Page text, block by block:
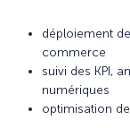
déploiement
commerce
suivi des KPI,
numériques
optimisation